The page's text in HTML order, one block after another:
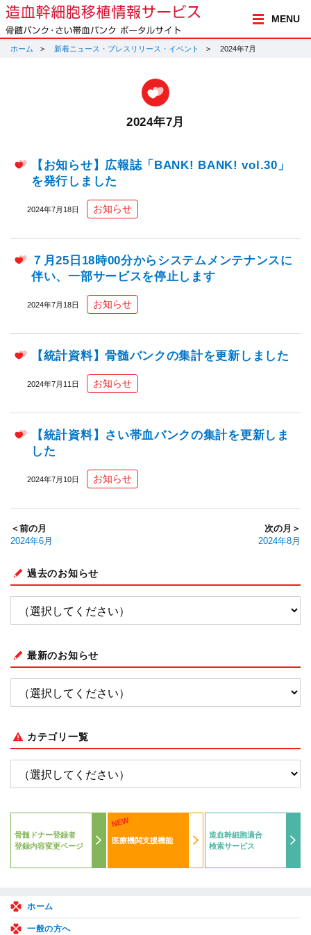
MENU
ホーム 新着ニュース・プレスリリース・イベント 2024年7月
2024年7月
【お知らせ】広報誌「BANK! BANK! vol.30」
を発行しました
2024年7月18日 お知らせ
７月25日18時00分からシステムメンテナンスに
伴い、一部サービスを停止します
2024年7月18日 お知らせ
【統計資料】骨髄バンクの集計を更新しました
2024年7月11日 お知らせ
【統計資料】さい帯血バンクの集計を更新しま
した
2024年7月10日 お知らせ
＜前の月
2024年6月
次の月＞
2024年8月
過去のお知らせ
最新のお知らせ
カテゴリ一覧
骨髄ドナー登録者
登録内容変更ページ
医療機関支援機能
NEW
造血幹細胞適合
検索サービス
ホーム
一般の方へ